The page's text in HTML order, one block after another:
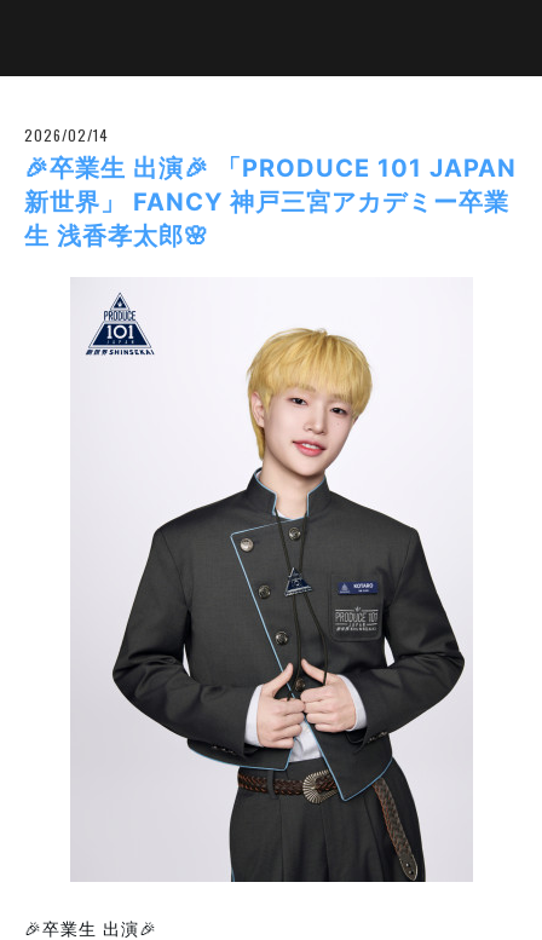
2026/02/14
🎉卒業生 出演🎉 「PRODUCE 101 JAPAN
新世界」 FANCY 神戸三宮アカデミー卒業
生 浅香孝太郎🌸
🎉卒業生 出演🎉